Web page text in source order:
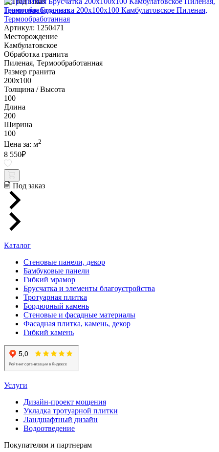
Гранитная Брусчатка 200х100x100 Камбулатовское Пиленая,
Термообработанная
Артикул: 1250471
Месторождение
Камбулатовское
Обработка гранита
Пиленая, Термообработанная
Размер гранита
200х100
Толщина / Высота
100
Длина
200
Ширина
100
Цена за: м2
8 550₽
Под заказ
Каталог
Стеновые панели, декор
Бамбуковые панели
Гибкий мрамор
Брусчатка и элементы благоустройства
Тротуарная плитка
Бордюрный камень
Стеновые и фасадные материалы
Фасадная плитка, камень, декор
Гибкий камень
Услуги
Дизайн-проект мощения
Укладка тротуарной плитки
Ландшафтный дизайн
Водоотведение
Покупателям и партнерам